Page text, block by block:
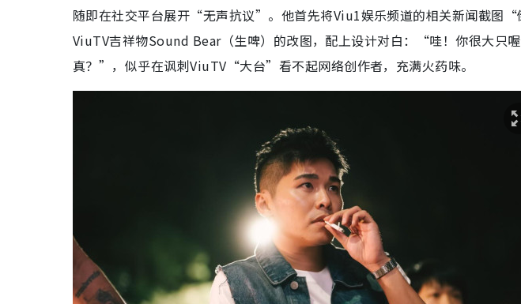
随即在社交平台展开“无声抗议”。他首先将Viu1娱乐频道的相关新闻截图
ViuTV吉祥物Sound Bear（生啤）的改图，配上设计对白：“哇！你很大只
真？”，似乎在讽刺ViuTV“大台”看不起网络创作者，充满火药味。